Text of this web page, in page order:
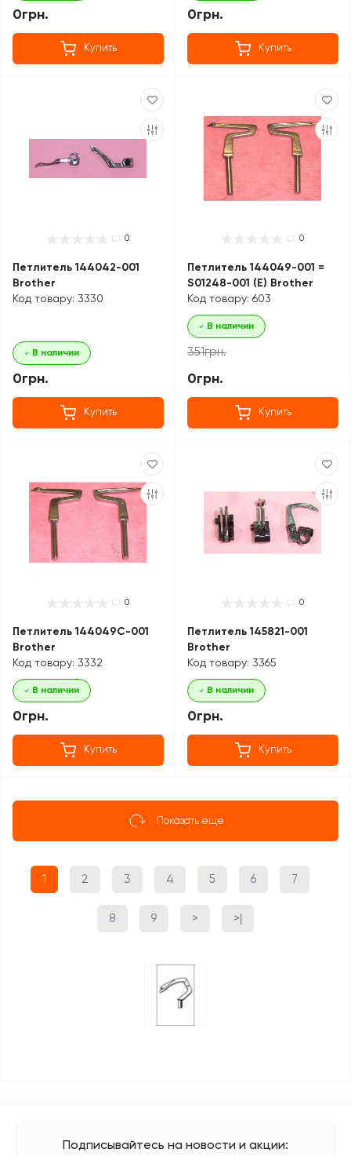
0грн.
Купить
0грн.
Купить
0
Петлитель 144042-001
Brother
Код товару: 3330
В наличии
0грн.
Купить
0
Петлитель 144049-001 =
S01248-001 (E) Brother
Код товару: 603
В наличии
351грн.
0грн.
Купить
0
Петлитель 144049C-001
Brother
Код товару: 3332
В наличии
0грн.
Купить
0
Петлитель 145821-001
Brother
Код товару: 3365
В наличии
0грн.
Купить
Показать еще
1 2 3 4 5 6 7
8 9 > >|
Подписывайтесь на новости и акции: